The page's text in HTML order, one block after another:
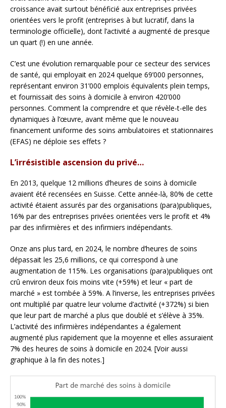
croissance avait surtout bénéficié aux entreprises privées
orientées vers le profit (entreprises à but lucratif, dans la
terminologie officielle), dont l’activité a augmenté de presque
un quart (!) en une année.
C’est une évolution remarquable pour ce secteur des services
de santé, qui employait en 2024 quelque 69’000 personnes,
représentant environ 31’000 emplois équivalents plein temps,
et fournissait des soins à domicile à environ 420’000
personnes. Comment la comprendre et que révèle-t-elle des
dynamiques à l’œuvre, avant même que le nouveau
financement uniforme des soins ambulatoires et stationnaires
(EFAS) ne déploie ses effets ?
L’irrésistible ascension du privé…
En 2013, quelque 12 millions d’heures de soins à domicile
avaient été recensées en Suisse. Cette année-là, 80% de cette
activité étaient assurés par des organisations (para)publiques,
16% par des entreprises privées orientées vers le profit et 4%
par des infirmières et des infirmiers indépendants.
Onze ans plus tard, en 2024, le nombre d’heures de soins
dépassait les 25,6 millions, ce qui correspond à une
augmentation de 115%. Les organisations (para)publiques ont
crû environ deux fois moins vite (+59%) et leur « part de
marché » est tombée à 59%. A l’inverse, les entreprises privées
ont multiplié par quatre leur volume d’activité (+372%) si bien
que leur part de marché a plus que doublé et s’élève à 35%.
L’activité des infirmières indépendantes a également
augmenté plus rapidement que la moyenne et elles assuraient
7% des heures de soins à domicile en 2024. [Voir aussi
graphique à la fin des notes.]